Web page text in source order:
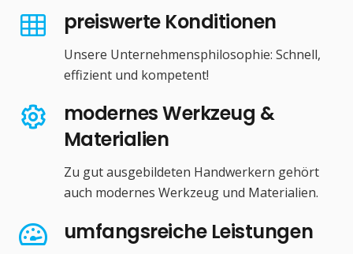
preiswerte Konditionen
Unsere Unternehmensphilosophie: Schnell,
effizient und kompetent!
modernes Werkzeug &
Materialien
Zu gut ausgebildeten Handwerkern gehört
auch modernes Werkzeug und Materialien.
umfangsreiche Leistungen